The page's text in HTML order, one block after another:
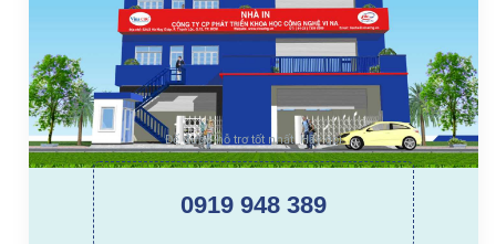
Để được hỗ trợ tốt nhất. Hãy gọi
0919 948 389